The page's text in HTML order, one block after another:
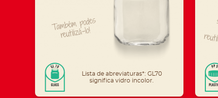
Também podes
reutilizá-lo!
Lista de abreviaturas*: GL70
significa vidro incolor.